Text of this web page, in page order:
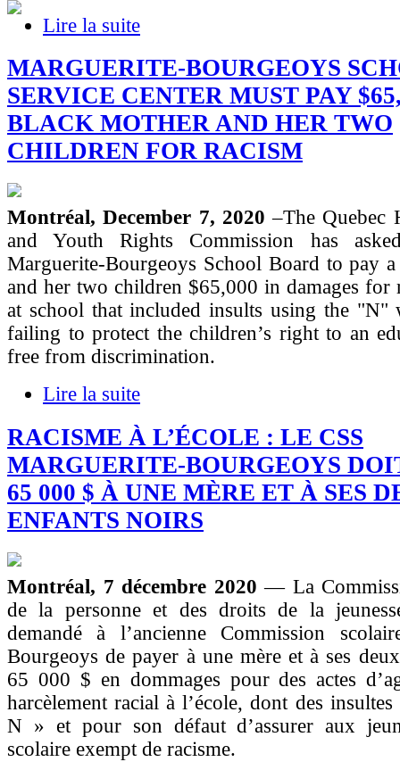
Lire la suite
MARGUERITE-BOURGEOYS
SERVICE CENTER MUST PAY
BLACK MOTHER AND HER TWO
CHILDREN FOR RACISM
Montréal, December 7, 2020–The Quebec
and Youth Rights Commission has
Marguerite-Bourgeoys School Board to pay
and her two children $65,000 in damages for
at school that included insults using the "N"
failing to protect the children’s right to an
free from discrimination.
Lire la suite
RACISME À L’ÉCOLE : LE CSS
MARGUERITE-BOURGEOYS
65 000 $ À UNE MÈRE ET À SES
ENFANTS NOIRS
Montréal, 7 décembre 2020— La
de la personne et des droits de la
demandé à l’ancienne Commission
Bourgeoys de payer à une mère et à ses
65 000 $ en dommages pour des actes
harcèlement racial à l’école, dont des
N » et pour son défaut d’assurer aux
scolaire exempt de racisme.